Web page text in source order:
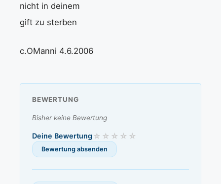
nicht in deinem
gift zu sterben
c.OManni 4.6.2006
BEWERTUNG
Bisher keine Bewertung
Deine Bewertung